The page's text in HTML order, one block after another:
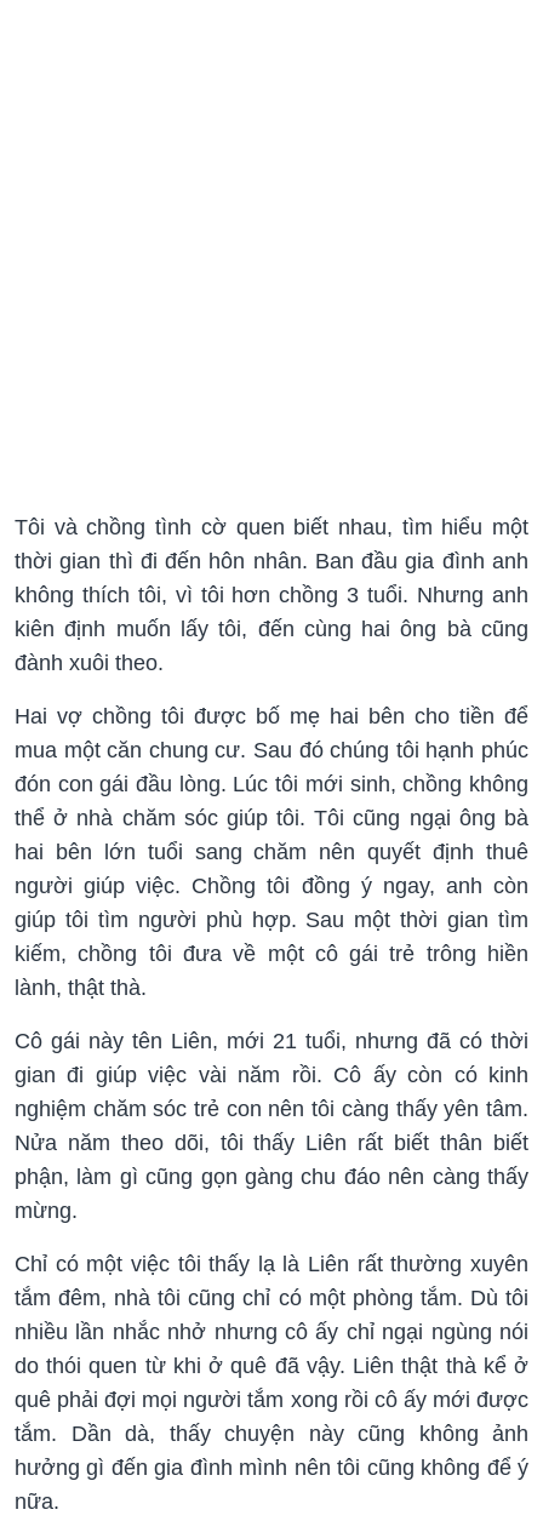
Tôi và chồng tình cờ quen biết nhau, tìm hiểu một
thời gian thì đi đến hôn nhân. Ban đầu gia đình anh
không thích tôi, vì tôi hơn chồng 3 tuổi. Nhưng anh
kiên định muốn lấy tôi, đến cùng hai ông bà cũng
đành xuôi theo.
Hai vợ chồng tôi được bố mẹ hai bên cho tiền để
mua một căn chung cư. Sau đó chúng tôi hạnh phúc
đón con gái đầu lòng. Lúc tôi mới sinh, chồng không
thể ở nhà chăm sóc giúp tôi. Tôi cũng ngại ông bà
hai bên lớn tuổi sang chăm nên quyết định thuê
người giúp việc. Chồng tôi đồng ý ngay, anh còn
giúp tôi tìm người phù hợp. Sau một thời gian tìm
kiếm, chồng tôi đưa về một cô gái trẻ trông hiền
lành, thật thà.
Cô gái này tên Liên, mới 21 tuổi, nhưng đã có thời
gian đi giúp việc vài năm rồi. Cô ấy còn có kinh
nghiệm chăm sóc trẻ con nên tôi càng thấy yên tâm.
Nửa năm theo dõi, tôi thấy Liên rất biết thân biết
phận, làm gì cũng gọn gàng chu đáo nên càng thấy
mừng.
Chỉ có một việc tôi thấy lạ là Liên rất thường xuyên
tắm đêm, nhà tôi cũng chỉ có một phòng tắm. Dù tôi
nhiều lần nhắc nhở nhưng cô ấy chỉ ngại ngùng nói
do thói quen từ khi ở quê đã vậy. Liên thật thà kể ở
quê phải đợi mọi người tắm xong rồi cô ấy mới được
tắm. Dần dà, thấy chuyện này cũng không ảnh
hưởng gì đến gia đình mình nên tôi cũng không để ý
nữa.